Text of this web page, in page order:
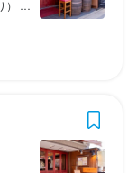
ます。
円程度の定期
与に加えて支給さ
エ手当支給
円程度の定期
与に加えて支給さ
エ手当支給
円程度の定期
度。月に8,000円〜
与に加えて支給さ